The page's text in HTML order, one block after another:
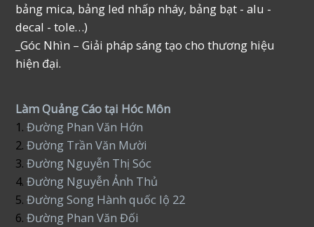
bảng mica, bảng led nhấp nháy, bảng bạt - alu -
decal - tole…)
_Góc Nhìn – Giải pháp sáng tạo cho thương hiệu
hiện đại.
Làm Quảng Cáo tại Hóc Môn
1.Đường Phan Văn Hớn
2.Đường Trần Văn Mười
3.Đường Nguyễn Thị Sóc
4. Đường Nguyễn Ảnh Thủ
5.Đường Song Hành quốc lộ 22
6.Đường Phan Văn Đối